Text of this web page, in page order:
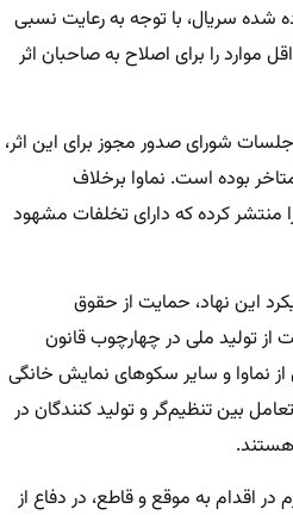
شده سریال، با توجه به رعایت نسبی
موارد را برای اصلاح به صاحبان اثر
جلسات شورای صدور مجوز برای این اثر،
بوده است. نماوا برخلاف
منتشر کرده که دارای تخلفات مشهود
این نهاد، حمایت از حقوق
تولید ملی در چهارچوب قانون
نماوا و سایر سکوهای نمایش خانگی
بین تنظیم‌گر و تولید کنندگان در
در اقدام به موقع و قاطع، در دفاع از